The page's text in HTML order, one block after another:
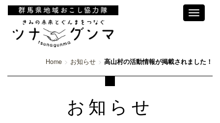
Toggle
Home お知らせ 高山村の活動情報が掲載されました！
お知らせ